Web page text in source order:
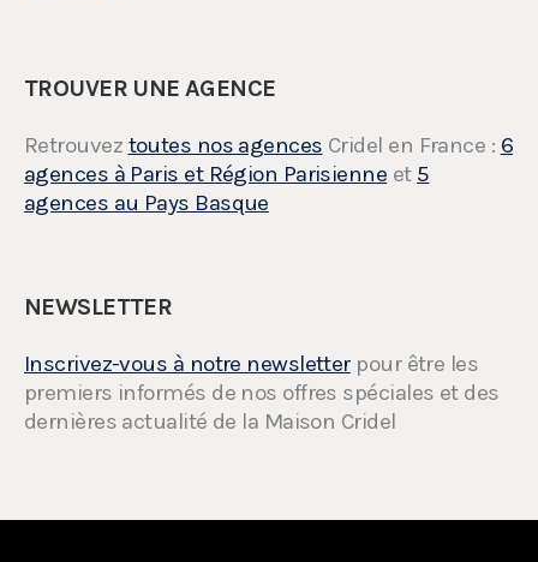
TROUVER UNE AGENCE
Retrouvez toutes nos agences Cridel en France : 6
agences à Paris et Région Parisienne et 5
agences au Pays Basque
NEWSLETTER
Inscrivez-vous à notre newsletterpour être les
premiers informés de nos offres spéciales et des
dernières actualité de la Maison Cridel